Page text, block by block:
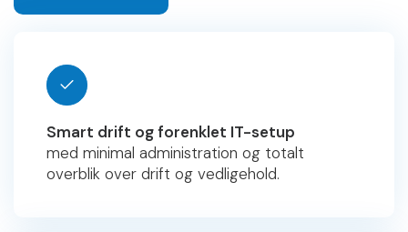
Smart drift og forenklet IT-setup
med minimal administration og totalt
overblik over drift og vedligehold.